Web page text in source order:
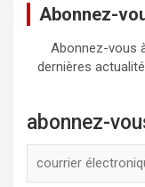
Abonnez-
Abonnez-vous
dernières
abonnez-